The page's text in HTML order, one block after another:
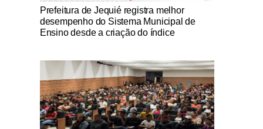
Notícias Católicas
Prefeitura de Jequié registra melhor
desempenho do Sistema Municipal de
Ensino desde a criação do índice